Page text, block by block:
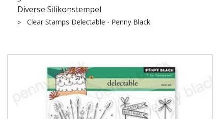
Diverse Silikonstempel
Clear Stamps Delectable - Penny Black